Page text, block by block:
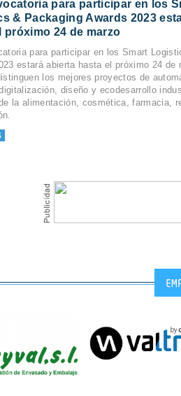
para participar en los
& Packaging Awards 2023
próximo 24 de marzo
para participar en los Smart
estará abierta hasta el próximo 24 de
los mejores proyectos de
diseño y ecodesarrollo
la alimentación, cosmética, farmacia,